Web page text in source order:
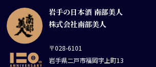
岩手の日本酒 南部美人
株式会社南部美人
〒028-6101
岩手県二戸市福岡字上町13